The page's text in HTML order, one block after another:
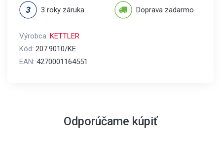
3 roky záruka Doprava zadarmo
Výrobca: KETTLER
Kód: 207.9010/KE
EAN: 4270001164551
Odporúčame kúpiť